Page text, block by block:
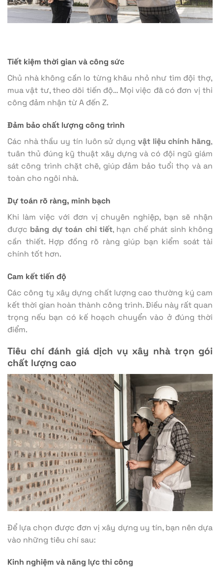
Tiết kiệm thời gian và công sức
Chủ nhà không cần lo từng khâu nhỏ như tìm đội thợ,
mua vật tư, theo dõi tiến độ… Mọi việc đã có đơn vị thi
công đảm nhận từ A đến Z.
Đảm bảo chất lượng công trình
Các nhà thầu uy tín luôn sử dụng vật liệu chính hãng,
tuân thủ đúng kỹ thuật xây dựng và có đội ngũ giám
sát công trình chặt chẽ, giúp đảm bảo tuổi thọ và an
toàn cho ngôi nhà.
Dự toán rõ ràng, minh bạch
Khi làm việc với đơn vị chuyên nghiệp, bạn sẽ nhận
được bảng dự toán chi tiết, hạn chế phát sinh không
cần thiết. Hợp đồng rõ ràng giúp bạn kiểm soát tài
chính tốt hơn.
Cam kết tiến độ
Các công ty xây dựng chất lượng cao thường ký cam
kết thời gian hoàn thành công trình. Điều này rất quan
trọng nếu bạn có kế hoạch chuyển vào ở đúng thời
điểm.
Tiêu chí đánh giá dịch vụ xây nhà trọn gói
chất lượng cao
Để lựa chọn được đơn vị xây dựng uy tín, bạn nên dựa
vào những tiêu chí sau:
Kinh nghiệm và năng lực thi công